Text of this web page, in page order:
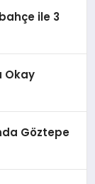
ile 3
Okay
Göztepe